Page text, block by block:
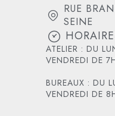
RUE
SEINE
ATELIER : DU
VENDREDI DE
BUREAUX : DU
VENDREDI DE